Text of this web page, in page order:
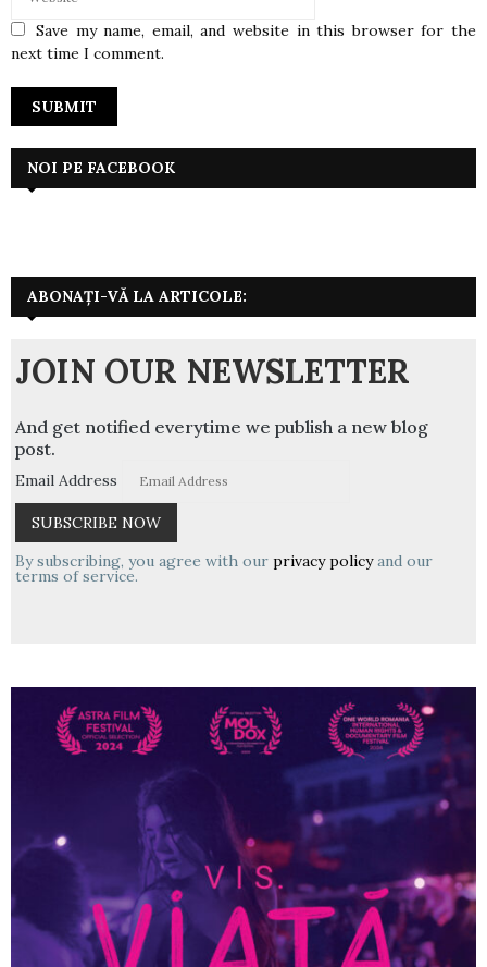
Save my name, email, and website in this browser for the
next time I comment.
NOI PE FACEBOOK
ABONAȚI-VĂ LA ARTICOLE:
JOIN OUR NEWSLETTER
And get notified everytime we publish a new blog
post.
Email Address
By subscribing, you agree with our privacy policyand our
terms of service.